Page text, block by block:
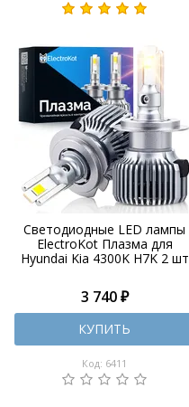
Светодиодные LED лампы
ElectroKot Плазма для
Hyundai Kia 4300K H7K 2 шт
3 740 ₽
КУПИТЬ
Код: 6411